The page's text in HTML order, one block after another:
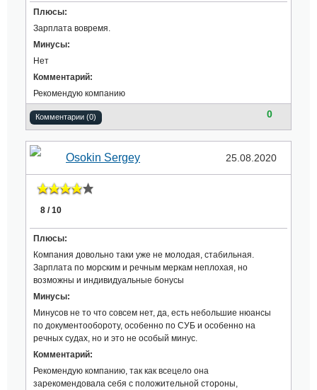
Плюсы:
Зарплата вовремя.
Минусы:
Нет
Комментарий:
Рекомендую компанию
Комментарии (0) 0
Osokin Sergey 25.08.2020
8 / 10
Плюсы:
Компания довольно таки уже не молодая, стабильная.
Зарплата по морским и речным меркам неплохая, но
возможны и индивидуальные бонусы
Минусы:
Минусов не то что совсем нет, да, есть небольшие нюансы
по документообороту, особенно по СУБ и особенно на
речных судах, но и это не особый минус.
Комментарий:
Рекомендую компанию, так как всецело она
зарекомендовала себя с положительной стороны,